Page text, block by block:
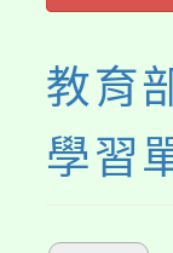
教育
學習